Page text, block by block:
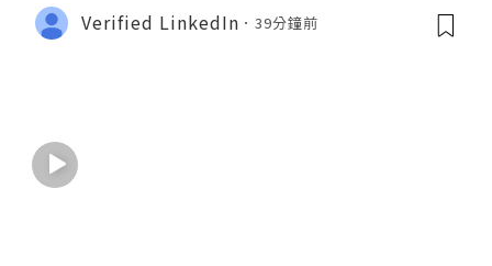
Verified LinkedIn 39分鐘前